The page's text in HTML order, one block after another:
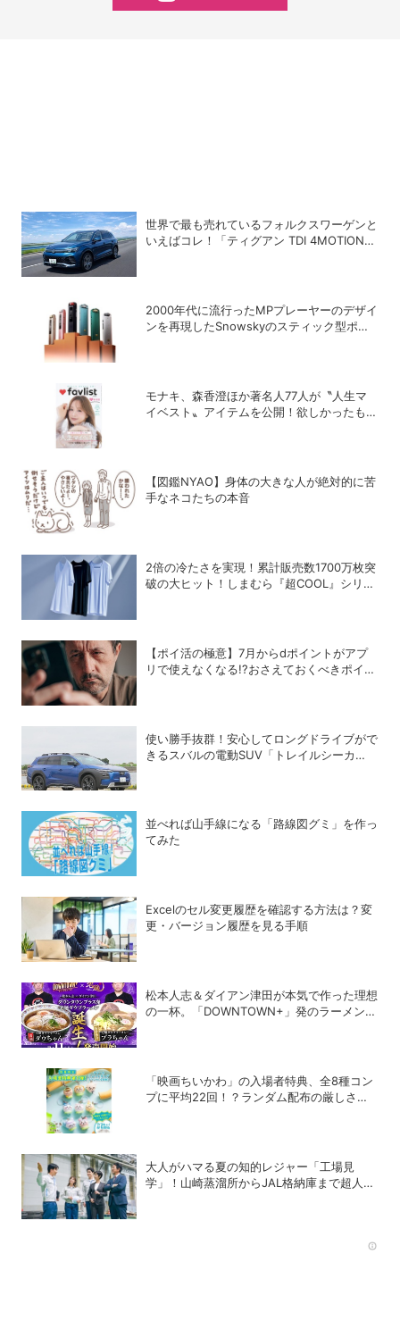
世界で最も売れているフォルクスワーゲンと
いえばコレ！「ティグアン TDI 4MOTION
2000年代に流行ったMPプレーヤーのデザイ
ンを再現したSnowskyのスティック型ポー
モナキ、森香澄ほか著名人77人が〝人生マ
イベスト〟アイテムを公開！欲しかったもの
【図鑑NYAO】身体の大きな人が絶対的に苦
手なネコたちの本音
2倍の冷たさを実現！累計販売数1700万枚突
破の大ヒット！しまむら『超COOL』シリー
【ポイ活の極意】7月からdポイントがアプ
リで使えなくなる!?おさえておくべきポイン
使い勝手抜群！安心してロングドライブがで
きるスバルの電動SUV「トレイルシーカ
並べれば山手線になる「路線図グミ」を作っ
てみた
Excelのセル変更履歴を確認する方法は？変
更・バージョン履歴を見る手順
松本人志＆ダイアン津田が本気で作った理想
の一杯。「DOWNTOWN+」発のラーメンを
「映画ちいかわ」の入場者特典、全8種コン
プに平均22回！？ランダム配布の厳しさに
大人がハマる夏の知的レジャー「工場見
学」！山崎蒸溜所からJAL格納庫まで超人気